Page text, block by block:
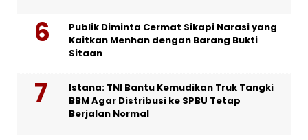
Publik Diminta Cermat Sikapi Narasi yang
Kaitkan Menhan dengan Barang Bukti
Sitaan
Istana: TNI Bantu Kemudikan Truk Tangki
BBM Agar Distribusi ke SPBU Tetap
Berjalan Normal